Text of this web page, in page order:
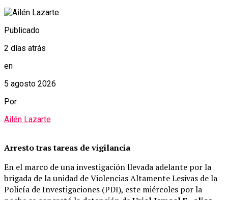
Publicado
2 días atrás
en
5 agosto 2026
Por
Ailén Lazarte
Arresto tras tareas de vigilancia
En el marco de una investigación llevada adelante por la
brigada de la unidad de Violencias Altamente Lesivas de la
Policía de Investigaciones (PDI), este miércoles por la